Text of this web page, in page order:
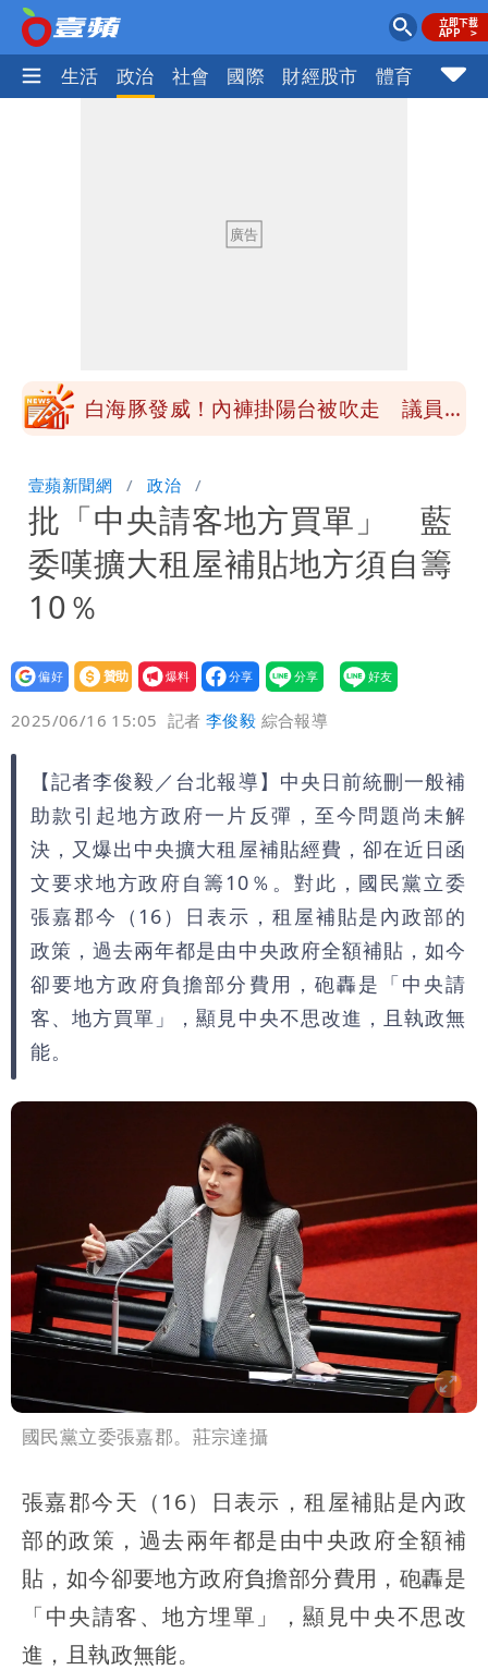
尚 生活 政治 社會 國際 財經股市 體育 壹蘋
「洗腦台灣人兩觀念」
「琵鷺」颱風生成！三颱共舞路徑曝光
炸開扁
白海豚發威！內褲掛陽台被吹走 議員神
沒水用
民間採購BNT源頭 鄭運鵬：有群人故意
「洗腦台灣人兩觀念」
「琵鷺」颱風生成！三颱共舞路徑曝光
壹蘋新聞網 政治
批「中央請客地方買單」 藍
委嘆擴大租屋補貼地方須自籌
10％
設為
贊助
我要
爆料
2025/06/16 15:05 記者李俊毅 綜合報導
【記者李俊毅／台北報導】中央日前統刪一般補
助款引起地方政府一片反彈，至今問題尚未解
決，又爆出中央擴大租屋補貼經費，卻在近日函
文要求地方政府自籌10％。對此，國民黨立委
張嘉郡今（16）日表示，租屋補貼是內政部的
政策，過去兩年都是由中央政府全額補貼，如今
卻要地方政府負擔部分費用，砲轟是「中央請
客、地方買單」，顯見中央不思改進，且執政無
能。
國民黨立委張嘉郡。莊宗達攝
張嘉郡今天（16）日表示，租屋補貼是內政
部的政策，過去兩年都是由中央政府全額補
貼，如今卻要地方政府負擔部分費用，砲轟是
「中央請客、地方埋單」，顯見中央不思改
進，且執政無能。